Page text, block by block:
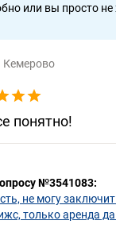
или вы просто не
Кемерово
понятно!
№3541083:
не могу
только аренда